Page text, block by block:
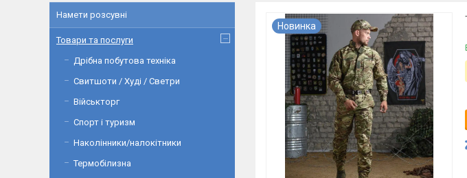
Новинка
Намети розсувні
Товари та послуги
Дрібна побутова техніка
Свитшоти / Худі / Светри
Військторг
Спорт і туризм
Наколінники/налокітники
Термобілизна